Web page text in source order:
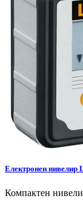
Eлектронен
Компактен